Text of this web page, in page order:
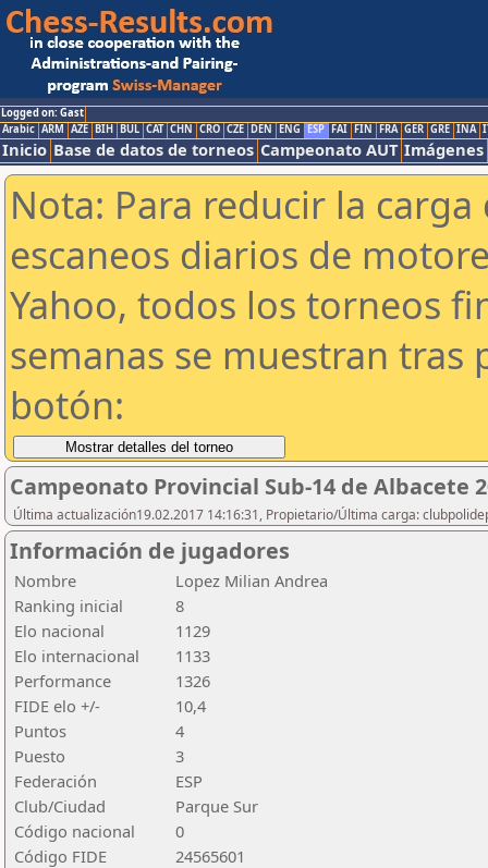
Logged on: Gast
Arabic ARM AZE BIH BUL CAT CHN CRO CZE DEN ENG ESP FAI FIN FRA GER GRE INA
Inicio Base de datos de torneos Campeonato AUT Imágenes
Nota: Para reducir la
escaneos diarios de
Yahoo, todos los torneos
semanas se muestran tras
botón:
Campeonato Provincial Sub-14 de Albacete
Última actualización19.02.2017 14:16:31, Propietario/Última carga:
Información de jugadores
Nombre
Lopez Milian Andrea
Ranking inicial
8
Elo nacional
1129
Elo internacional
1133
Performance
1326
FIDE elo +/-
10,4
Puntos
4
Puesto
3
Federación
ESP
Club/Ciudad
Parque Sur
Código nacional
0
Código FIDE
24565601